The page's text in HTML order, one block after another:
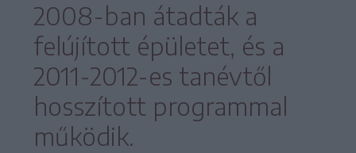
2008-ban átadták a
felújított épületet, és a
2011-2012-es tanévtől
hosszított programmal
működik.